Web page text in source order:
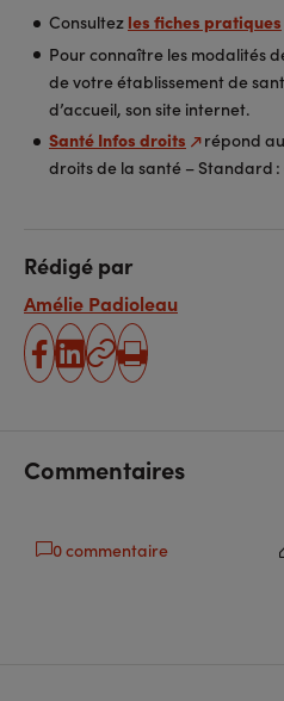
Consultez les fiches pratiques
Pour connaître les modalités
de votre établissement de
d’accueil, son site internet.
Santé Infos droits
répond
droits de la santé – Standard :
Rédigé par
Amélie Padioleau
partager
partager
Copier
Imprimer
Commentaires
0 commentaire